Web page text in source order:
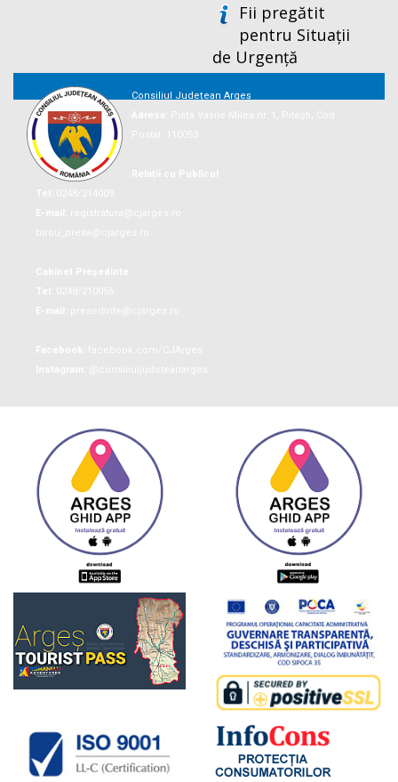
Fii pregătit
pentru Situații
de Urgență
Consiliul Județean Argeș